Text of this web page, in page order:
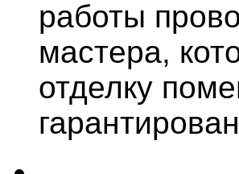
работы
мастера,
отделку